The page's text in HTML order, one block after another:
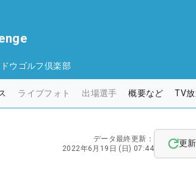
ウゴルフ倶楽部
ライブフォト 出場選手 概要など TV
データ最終更新：
2022年6月19日 (日) 07:44
更